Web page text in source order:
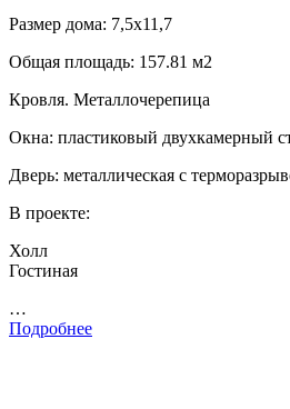
Размер дома: 7,5х11,7
Общая площадь: 157.81 м2
Кровля. Металлочерепица
Окна: пластиковый двухкамерный
Дверь: металлическая с
В проекте:
Холл
Гостиная
…
Подробнее